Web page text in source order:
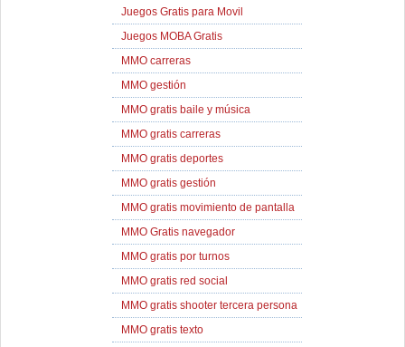
Juegos Gratis para Movil
Juegos MOBA Gratis
MMO carreras
MMO gestión
MMO gratis baile y música
MMO gratis carreras
MMO gratis deportes
MMO gratis gestión
MMO gratis movimiento de pantalla
MMO Gratis navegador
MMO gratis por turnos
MMO gratis red social
MMO gratis shooter tercera persona
MMO gratis texto